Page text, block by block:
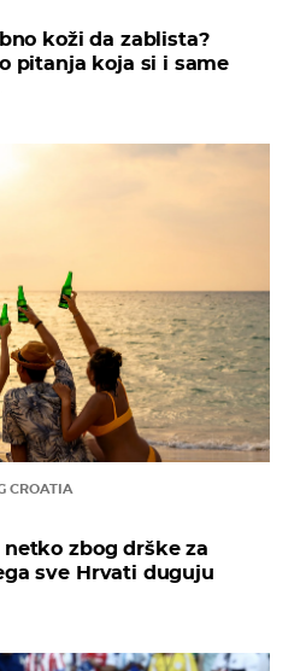
koži da zablista?
pitanja koja si i same
CROATIA
zbog drške za
sve Hrvati duguju